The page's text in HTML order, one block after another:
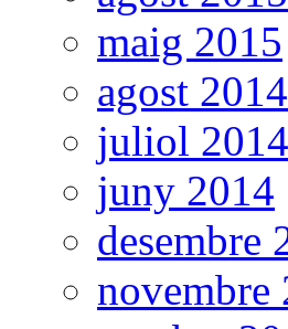
maig 2015
agost 2014
juliol 2014
juny 2014
desembre
novembre